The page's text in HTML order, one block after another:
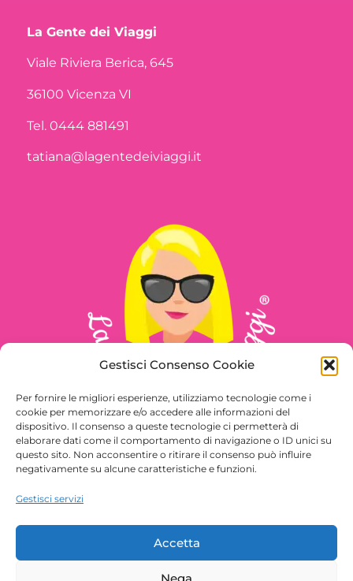
Gestisci Consenso Cookie
Per fornire le migliori esperienze, utilizziamo tecnologie come i
cookie per memorizzare e/o accedere alle informazioni del
dispositivo. Il consenso a queste tecnologie ci permetterà di
elaborare dati come il comportamento di navigazione o ID unici su
questo sito. Non acconsentire o ritirare il consenso può influire
negativamente su alcune caratteristiche e funzioni.
Gestisci servizi
Accetta
Nega
La Gente dei Viaggi
Viale Riviera Berica, 645
36100 Vicenza VI
Tel. 0444 881491
tatiana@lagentedeiviaggi.it
Seguimi sui social